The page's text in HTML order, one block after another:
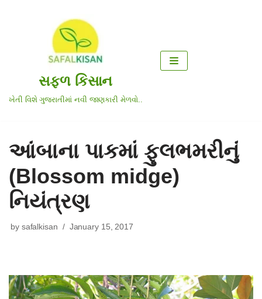
સફળ કિસાન
ખેતી વિશે ગુજરાતીમાં નવી જાણકારી મેળવો..
આંબાના પાકમાં ફુલભમરીનું
(Blossom midge)
નિયંત્રણ
by safalkisan January 15, 2017